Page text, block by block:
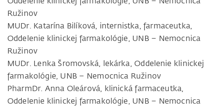
Ružinov
MUDr. Katarína Bilíková, internistka, farmaceutka,
Oddelenie klinickej farmakológie, UNB – Nemocnica
Ružinov
MUDr. Lenka Šromovská, lekárka, Oddelenie klinickej
farmakológie, UNB – Nemocnica Ružinov
PharmDr. Anna Oleárová, klinická farmaceutka,
Oddelenie klinickej farmakológie, UNB – Nemocnica